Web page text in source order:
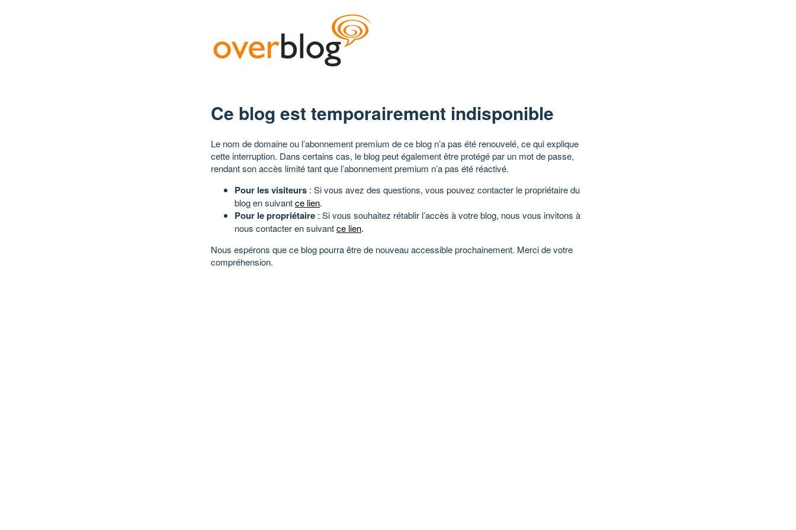
Ce blog est temporairement indisponible
Le nom de domaine ou l’abonnement premium de ce blog n’a pas été renouvelé, ce qui explique
cette interruption. Dans certains cas, le blog peut également être protégé par un mot de passe,
rendant son accès limité tant que l’abonnement premium n’a pas été réactivé.
Pour les visiteurs : Si vous avez des questions, vous pouvez contacter le propriétaire du
blog en suivantce lien.
Pour le propriétaire : Si vous souhaitez rétablir l’accès à votre blog, nous vous invitons à
nous contacter en suivantce lien.
Nous espérons que ce blog pourra être de nouveau accessible prochainement. Merci de votre
compréhension.